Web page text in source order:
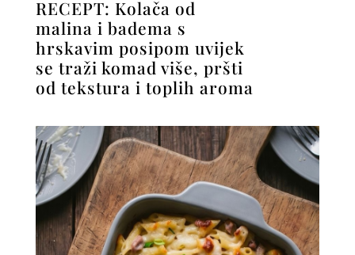
RECEPT: Kolača od
malina i badema s
hrskavim posipom uvijek
se traži komad više, pršti
od tekstura i toplih aroma